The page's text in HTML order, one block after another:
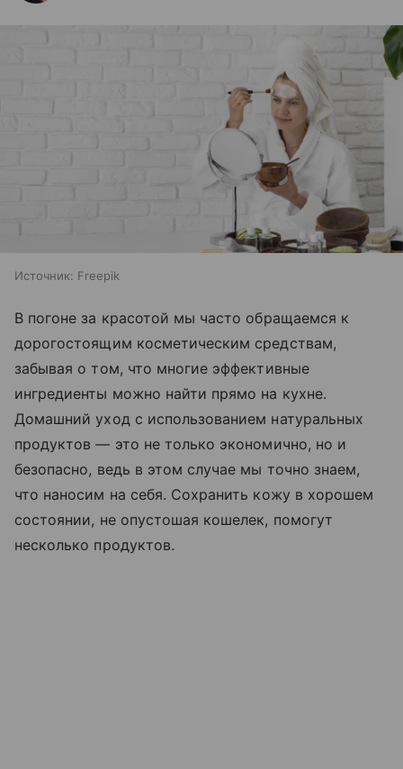
Источник: Freepik
В погоне за красотой мы часто обращаемся к
дорогостоящим косметическим средствам,
забывая о том, что многие эффективные
ингредиенты можно найти прямо на кухне.
Домашний уход с использованием натуральных
продуктов — это не только экономично, но и
безопасно, ведь в этом случае мы точно знаем,
что наносим на себя. Сохранить кожу в хорошем
состоянии, не опустошая кошелек, помогут
несколько продуктов.